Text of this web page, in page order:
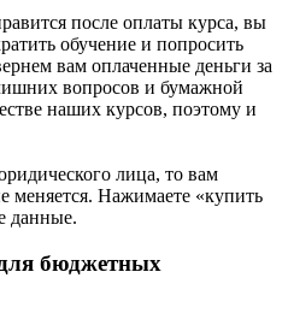
после оплаты курса, вы
обучение и попросить
вам оплаченные деньги за
вопросов и бумажной
наших курсов, поэтому и
лица, то вам
меняется. Нажимаете «купить
данные.
бюджетных